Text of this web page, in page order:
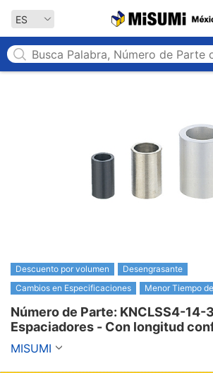
ES
Descuento por volumen
Desengrasante
Cambios en Especificaciones
Menor Tiempo
Número de Parte: KNCLSS4-14-
Espaciadores - Con longitud
100mm).
MISUMI